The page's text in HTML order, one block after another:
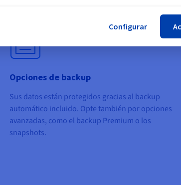
Opciones de backup
Sus datos están protegidos gracias al backup
automático incluido. Opte también por opciones
avanzadas, como el backup Premium o los
snapshots.
Configurar